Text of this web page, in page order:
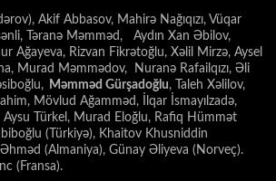
Akif Abbasov, Mahirə Nağıqızı, Vüqar
Təranə Məmməd, Aydın Xan Əbilov,
Ağayeva, Rizvan Fikrətoğlu, Xəlil Mirzə, Aysel
Murad Məmmədov, Nuranə Rafailqızı, Əli
Məmməd Gürşadoğlu, Taleh Xəlilov,
Mövlud Ağamməd, İlqar İsmayılzadə,
Türkel, Murad Eloğlu, Rafiq Hümmət
(Türkiyə), Khaitov Khusniddin
(Almaniya), Günay Əliyeva (Norveç).
(Fransa).